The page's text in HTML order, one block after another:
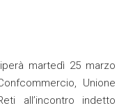
martedì 25 marzo
Unione
all’incontro indetto